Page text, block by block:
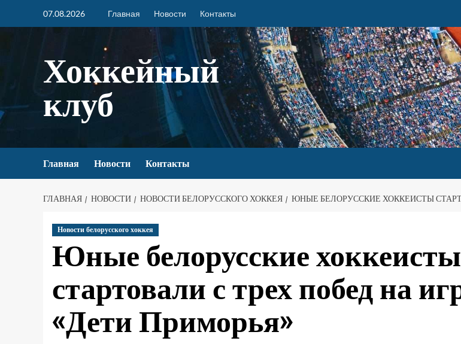
07.08.2026 Главная Новости Контакты
Хоккейный
клуб
Главная Новости Контакты
ГЛАВНАЯ НОВОСТИ НОВОСТИ БЕЛОРУССКОГО ХОККЕЯ ЮНЫЕ БЕЛОРУССКИЕ ХОККЕИСТЫ
Новости белорусского хоккея
Юные белорусские хоккеисты
стартовали с трех побед на
«Дети Приморья»